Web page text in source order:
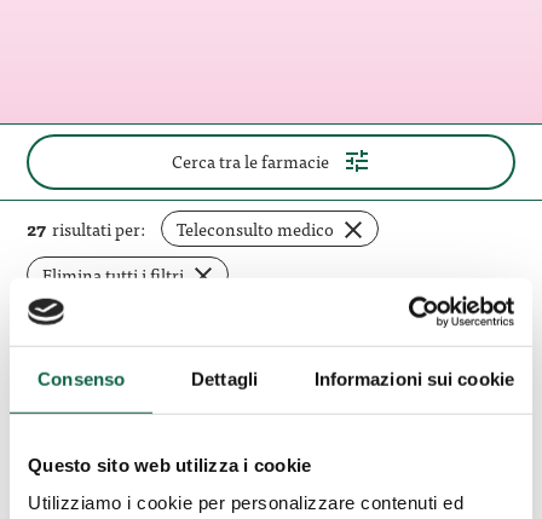
Consenso Dettagli Informazioni sui cookie
Questo sito web utilizza i cookie
Utilizziamo i cookie per personalizzare contenuti ed
Cerca tra le farmacie (apri
pannello
di
ricerca)
27 risultati per: Teleconsulto medico rimuovi
filtro
Elimina tutti i filtri
Azienda Speciale Pluriservizi
Magnago
Azienda
Magnago